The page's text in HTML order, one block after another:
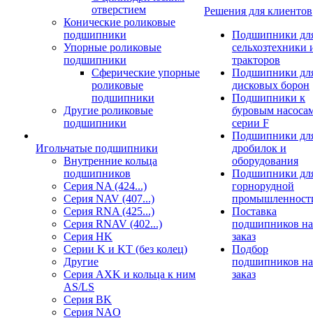
отверстием
Конические роликовые
подшипники
Упорные роликовые
подшипники
Сферические упорные
роликовые
подшипники
Другие роликовые
подшипники
Игольчатые подшипники
Внутренние кольца
подшипников
Серия NA (424...)
Серия NAV (407...)
Серия RNA (425...)
Серия RNAV (402...)
Серия HK
Серии K и KT (без колец)
Другие
Серия AXK и кольца к ним
AS/LS
Серия BK
Серия NAO
Решения для клиентов
Подшипники
сельхозтехники
тракторов
Подшипники
дисковых борон
Подшипники к
буровым
серии F
Подшипники
дробилок и
оборудования
Подшипники
горнорудной
Поставка
подшипников на
заказ
Подбор
подшипников на
заказ